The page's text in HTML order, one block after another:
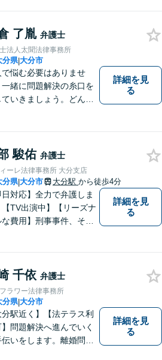
応可！お気軽にご相談
さい。【英語対応◎】
了胤 弁護士
法人太聞法律事務所
分県|大分市
で悩む必要はありませ
一緒に問題解決の糸口を
いきましょう。どんな
割、介護などの高齢社
題に注力しております。
詳細を見
る
駿佑 弁護士
ーレ法律事務所 大分支店
分県|大分市 大分駅 から徒歩4分
日対応】全力で弁護しま
TV出演中】【リーズナ
費用】刑事事件、その
４分】
詳細を見
る
千依 弁護士
ラワー法律事務所
分県|大分市
分駅近く】【法テラス利
】問題解決へ進んでいく
いをします。離婚問題
詳細を見
る